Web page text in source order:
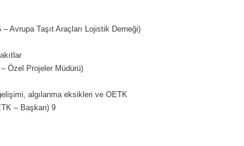
Avrupa Taşıt Araçları Lojistik Derneği)
Özel Projeler Müdürü)
algılanma eksikleri ve OETK
– Başkan) 9